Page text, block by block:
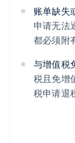
账单缺失
申请无法
都必须附
与增值税
税且免增
税申请退